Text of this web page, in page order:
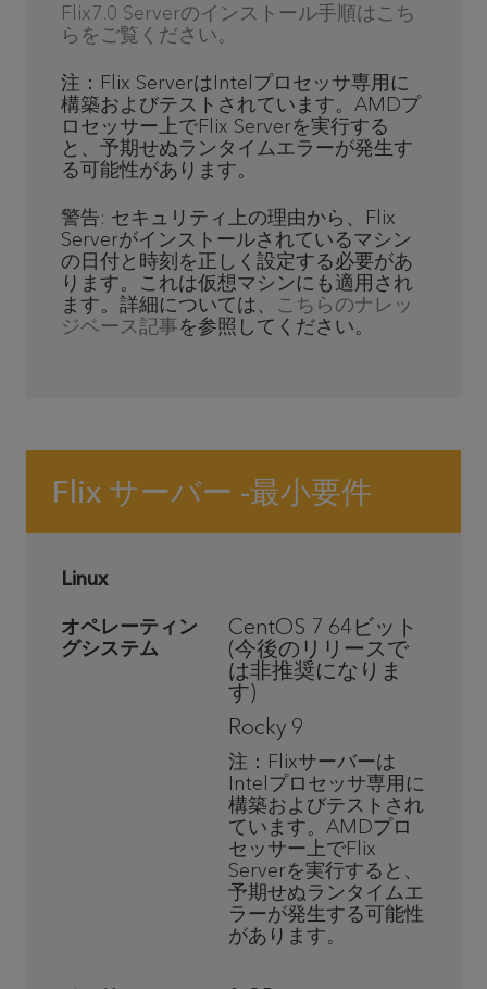
Flix7.0 Serverのインストール手順はこち
らをご覧ください。
注：Flix ServerはIntelプロセッサ専用に
構築およびテストされています。AMDプ
ロセッサー上でFlix Serverを実行する
と、予期せぬランタイムエラーが発生す
る可能性があります。
警告: セキュリティ上の理由から、Flix
Serverがインストールされているマシン
の日付と時刻を正しく設定する必要があ
ります。これは仮想マシンにも適用され
ます。詳細については、 こちらのナレッ
ジベース記事を参照してください。
Flix サーバー -最小要件
Linux
オペレーティン
グシステム
CentOS 7 64 ビット
(今後のリリースで
は非推奨になりま
す)
Rocky 9
注： Flixサーバーは
Intel プロセッサ専用に
構築およびテストされ
ています。 AMDプロ
セッサー上でFlix
Serverを実行すると、
予期せぬランタイムエ
ラーが発生する可能性
があります。